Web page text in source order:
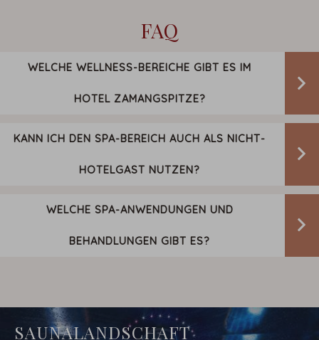
FAQ
WELCHE WELLNESS-BEREICHE GIBT ES IM
HOTEL ZAMANGSPITZE?
KANN ICH DEN SPA-BEREICH AUCH ALS NICHT-
HOTELGAST NUTZEN?
WELCHE SPA-ANWENDUNGEN UND
BEHANDLUNGEN GIBT ES?
SAUNALANDSCHAFT